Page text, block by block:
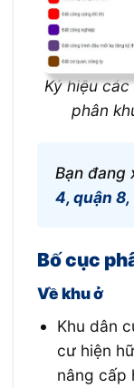
Ký hiệu
phân
Bạn đang
4, quận 8,
Bố cục
Về khu ở
Khu dân
cư hiện
nâng cấp